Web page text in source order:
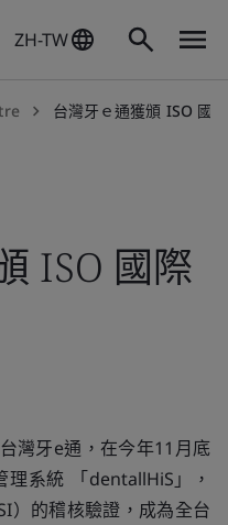
ZH-TW
台灣牙ｅ通獲頒 ISO 國
ISO 國際
灣牙e通，在今年11月底
系統 「dentallHiS」，
）的稽核驗證，成為全台